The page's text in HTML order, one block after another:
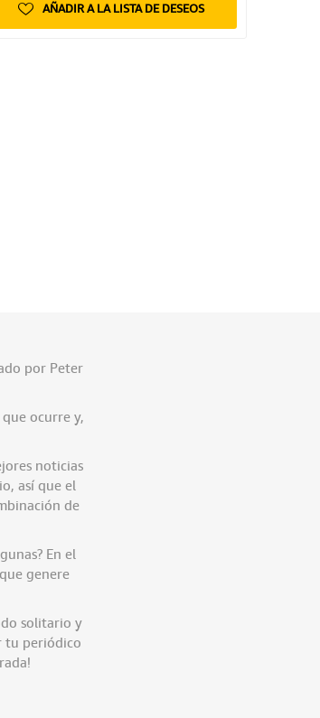
AÑADIR A LA LISTA DE DESEOS
por Peter
ocurre y,
noticias
así que el
de
En el
genere
solitario y
tu periódico